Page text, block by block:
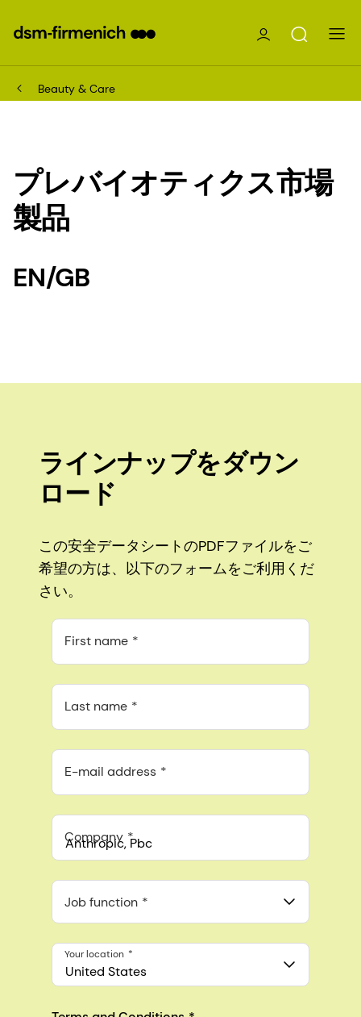
Beauty & Care
プレバイオティクス市場
製品
EN/GB
ラインナップをダウン
ロード
この安全データシートのPDFファイルをご
希望の方は、以下のフォームをご利用くだ
さい。
First name
Last name
E-mail address
Company
548 Market St Pmb 90375, San Francisco, California, US
Job function
United States
Your location